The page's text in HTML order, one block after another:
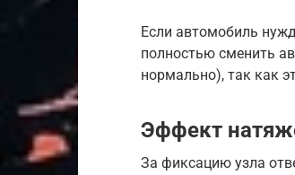
Если автомобиль
полностью сменить
нормально), так как
Эффект
За фиксацию узла